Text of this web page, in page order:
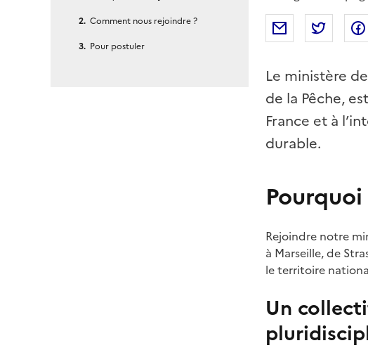
Comment nous rejoindre ?
Pour postuler
Partager par
Le ministère
de la Pêche,
France et à
durable.
Rejoindre notre
à Marseille, de
le territoire
Un